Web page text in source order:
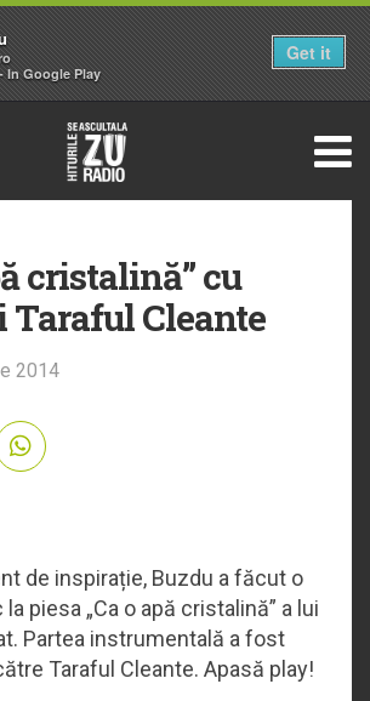
cristalină” cu
Taraful Cleante
2014
de inspirație, Buzdu a făcut o
piesa „Ca o apă cristalină” a lui
Partea instrumentală a fost
Taraful Cleante. Apasă play!
In Google Play
Get it